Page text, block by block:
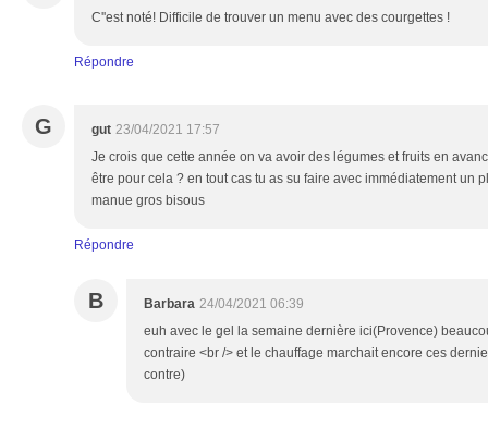
C''est noté! Difficile de trouver un menu avec des courgettes !
Répondre
G gut 23/04/2021 17:57
Je crois que cette année on va avoir des légumes et fruits en
être pour cela ? en tout cas tu as su faire avec immédiatement un
manue gros bisous
Répondre
B Barbara 24/04/2021 06:39
euh avec le gel la semaine dernière ici(Provence)
contraire <br /> et le chauffage marchait encore ces
contre)